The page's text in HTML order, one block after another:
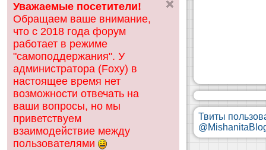
ск
Уважаемые посетители!
Обращаем ваше внимание,
что с 2018 года форум
работает в режиме
"самоподдержания". У
администратора (Foxy) в
настоящее время нет
возможности отвечать на
ваши вопросы, но мы
приветствуем
взаимодействие между
пользователями
Твиты